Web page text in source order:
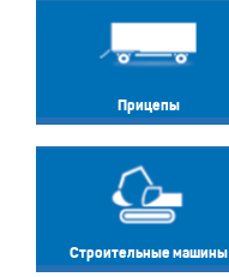
Прицепы
Строительные машины